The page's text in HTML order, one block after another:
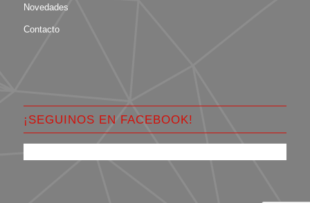
Novedades
Contacto
¡SEGUINOS EN FACEBOOK!